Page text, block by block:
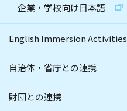
企業・学校向け日本語
English Immersion Activities
自治体・省庁との連携
財団との連携